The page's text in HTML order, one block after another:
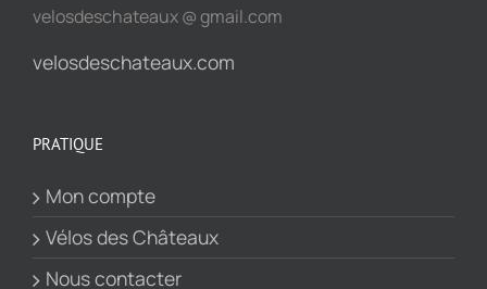
velosdeschateaux @ gmail.com
velosdeschateaux.com
PRATIQUE
Mon compte
Vélos des Châteaux
Nous contacter